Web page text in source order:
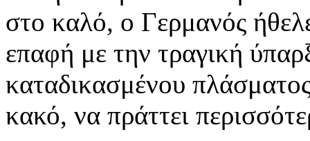
στο καλό, ο Γερμανός
επαφή με την τραγική
καταδικασμένου
κακό, να πράττει